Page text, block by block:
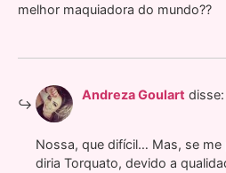
melhor maquiadora do mundo??
Andreza Goulart disse:
Nossa, que difícil… Mas, se me
diria Torquato, devido a